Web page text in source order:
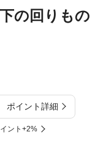
の回りもの
ポイント詳細
ント+2%